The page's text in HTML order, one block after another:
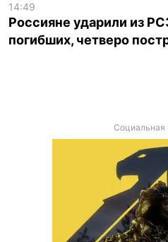
14:49
Россияне ударили из
погибших, четверо
Социальная